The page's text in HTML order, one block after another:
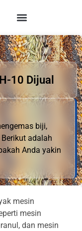
10 Dijual
biji,
adalah
Anda yakin
mesin
mesin
dan mesin